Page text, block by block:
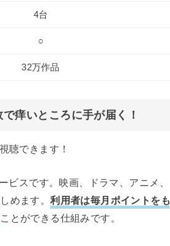
4台
○
32万作品
痒いところに手が届く！
聴できます！
スです。映画、ドラマ、アニメ、
めます。利用者は毎月ポイントをも
ことができる仕組みです。